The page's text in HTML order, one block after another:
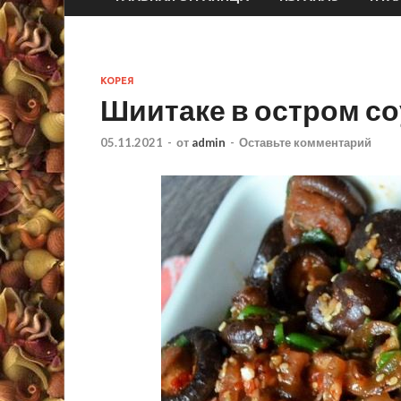
КОРЕЯ
Шиитаке в остром
05.11.2021 - от admin - Оставьте комментарий